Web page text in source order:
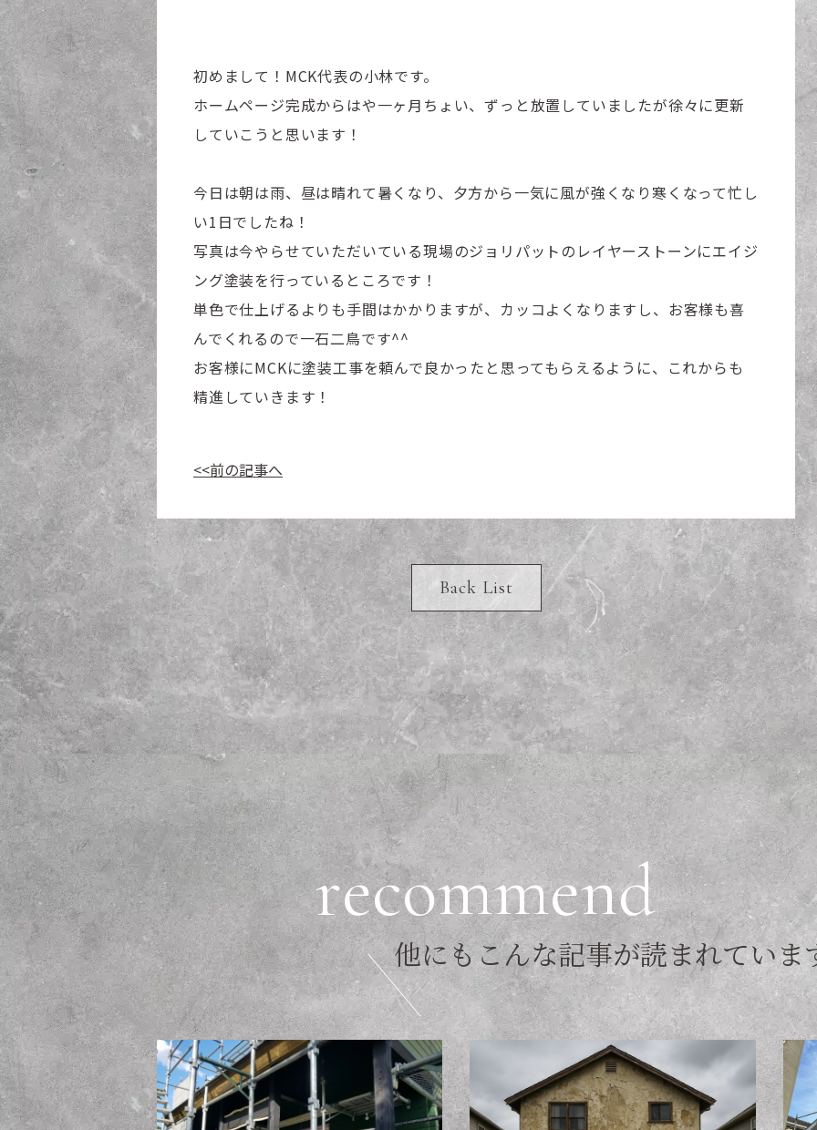
初めまして！MCK代表の小林です。
ホームページ完成からはや一ヶ月ちょい、ずっと放置していましたが徐々に更新
していこうと思います！
今日は朝は雨、昼は晴れて暑くなり、夕方から一気に風が強くなり寒くなって忙し
い1日でしたね！
写真は今やらせていただいている現場のジョリパットのレイヤーストーンにエイジ
ング塗装を行っているところです！
単色で仕上げるよりも手間はかかりますが、カッコよくなりますし、お客様も喜
んでくれるので一石二鳥です^^
お客様にMCKに塗装工事を頼んで良かったと思ってもらえるように、これからも
精進していきます！
<<前の記事へ
Back List
recommend
他にもこんな記事が読まれていま